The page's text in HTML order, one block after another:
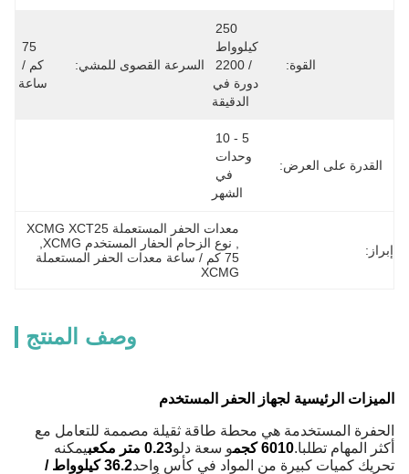
القوة:
الدقيقة
السرعة القصوى للمشي:
ساعة
القدرة على العرض:
الشهر
إبراز:
معدات الحفر المستعملة XCMG XCT25
نوع الزحام الحفار المستخدم XCMG
XCMG
وصف المنتج
الميزات الرئيسية لجهاز الحفر المستخدم
الحفرة المستخدمة هي محطة طاقة ثقيلة مصممة للتعامل مع
أكثر المهام تطلبا.6010 كجم و سعة دلو0.23 متر مكعب
يمكنه
تحريك كميات كبيرة من المواد في كأس واحد
36.2 كيلوواط /